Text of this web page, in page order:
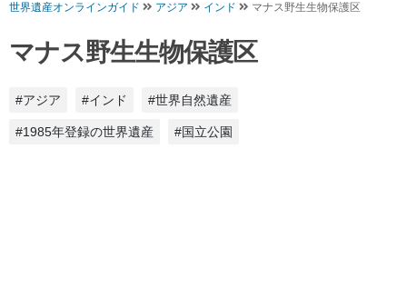
世界遺産オンラインガイド アジア インド マナス野生生物保護区
マナス野生生物保護区
#アジア #インド #世界自然遺産
#1985年登録の世界遺産 #国立公園